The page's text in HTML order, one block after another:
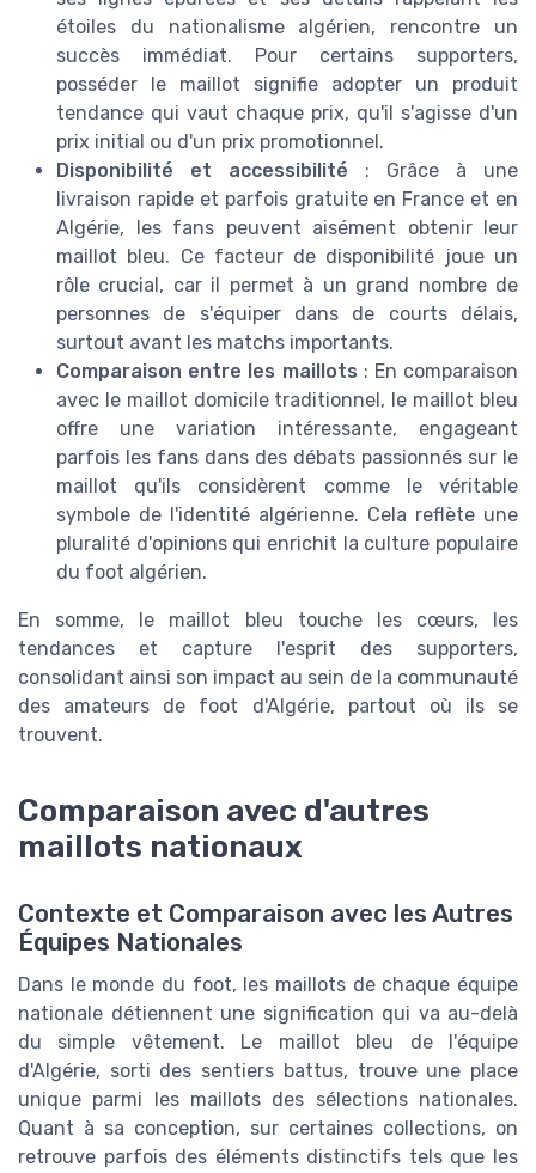
étoiles du nationalisme algérien, rencontre un
succès immédiat. Pour certains supporters,
posséder le maillot signifie adopter un produit
tendance qui vaut chaque prix, qu'il s'agisse d'un
prix initial ou d'un prix promotionnel.
Disponibilité et accessibilité : Grâce à une
livraison rapide et parfois gratuite en France et en
Algérie, les fans peuvent aisément obtenir leur
maillot bleu. Ce facteur de disponibilité joue un
rôle crucial, car il permet à un grand nombre de
personnes de s'équiper dans de courts délais,
surtout avant les matchs importants.
Comparaison entre les maillots : En comparaison
avec le maillot domicile traditionnel, le maillot bleu
offre une variation intéressante, engageant
parfois les fans dans des débats passionnés sur le
maillot qu'ils considèrent comme le véritable
symbole de l'identité algérienne. Cela reflète une
pluralité d'opinions qui enrichit la culture populaire
du foot algérien.
En somme, le maillot bleu touche les cœurs, les
tendances et capture l'esprit des supporters,
consolidant ainsi son impact au sein de la communauté
des amateurs de foot d'Algérie, partout où ils se
trouvent.
Comparaison avec d'autres
maillots nationaux
Contexte et Comparaison avec les Autres
Équipes Nationales
Dans le monde du foot, les maillots de chaque équipe
nationale détiennent une signification qui va au-delà
du simple vêtement. Le maillot bleu de l'équipe
d'Algérie, sorti des sentiers battus, trouve une place
unique parmi les maillots des sélections nationales.
Quant à sa conception, sur certaines collections, on
retrouve parfois des éléments distinctifs tels que les